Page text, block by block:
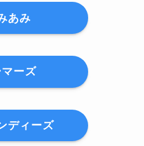
あみ
ーズ
ディーズ